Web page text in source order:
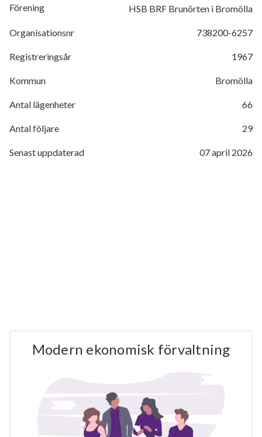
Förening HSB BRF Brunörten i Bromölla
Organisationsnr 738200-6257
Registreringsår 1967
Kommun Bromölla
Antal lägenheter 66
Antal följare 29
Senast uppdaterad 07 april 2026
Modern ekonomisk förvaltning